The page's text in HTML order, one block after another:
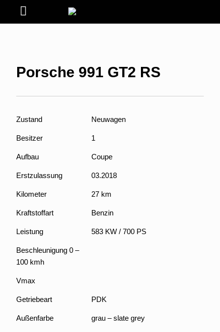
Porsche 991 GT2 RS
Zustand Neuwagen
Besitzer 1
Aufbau Coupe
Erstzulassung 03.2018
Kilometer 27 km
Kraftstoffart Benzin
Leistung 583 KW / 700 PS
Beschleunigung 0 –
100 kmh
Vmax
Getriebeart PDK
Außenfarbe grau – slate grey